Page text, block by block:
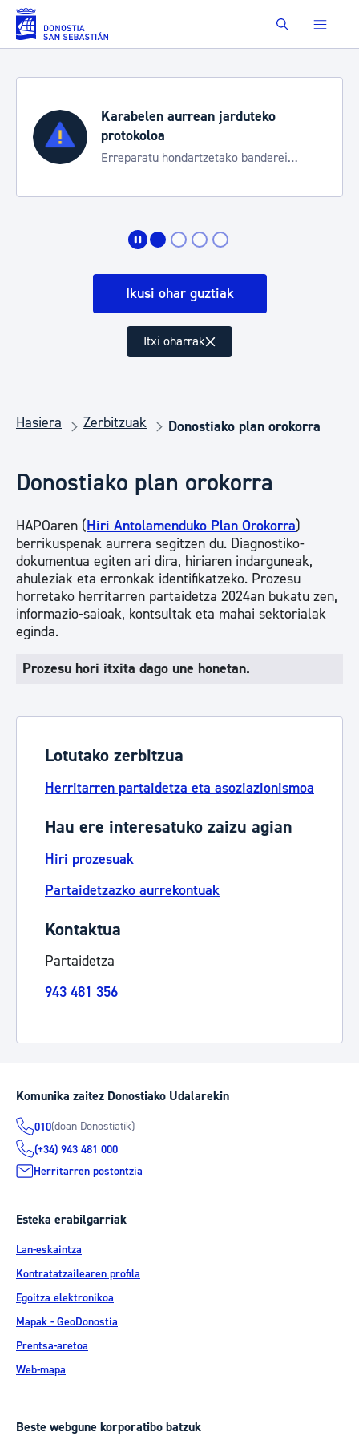
Eduki nagusira joan Buscar
Karabelen aurrean jarduteko
protokoloa
Erreparatu hondartzetako banderei
Ikusi ohar guztiak
Itxi oharrak
Hasiera Zerbitzuak Donostiako plan orokorra
Donostiako plan orokorra
HAPOaren (Hiri Antolamenduko Plan Orokorra)
berrikuspenak aurrera segitzen du. Diagnostiko-
dokumentua egiten ari dira, hiriaren indarguneak,
ahuleziak eta erronkak identifikatzeko. Prozesu
horretako herritarren partaidetza 2024an bukatu zen,
informazio-saioak, kontsultak eta mahai sektorialak
eginda.
Prozesu hori itxita dago une honetan.
Lotutako zerbitzua
Herritarren partaidetza eta asoziazionismoa
Hau ere interesatuko zaizu agian
Hiri prozesuak
Partaidetzazko aurrekontuak
Kontaktua
Partaidetza
943 481 356
Komunika zaitez Donostiako Udalarekin
010(doan Donostiatik)
(+34) 943 481 000
Herritarren postontzia
Esteka erabilgarriak
Lan-eskaintza
Kontratatzailearen profila
Egoitza elektronikoa
Mapak - GeoDonostia
Prentsa-aretoa
Web-mapa
Beste webgune korporatibo batzuk